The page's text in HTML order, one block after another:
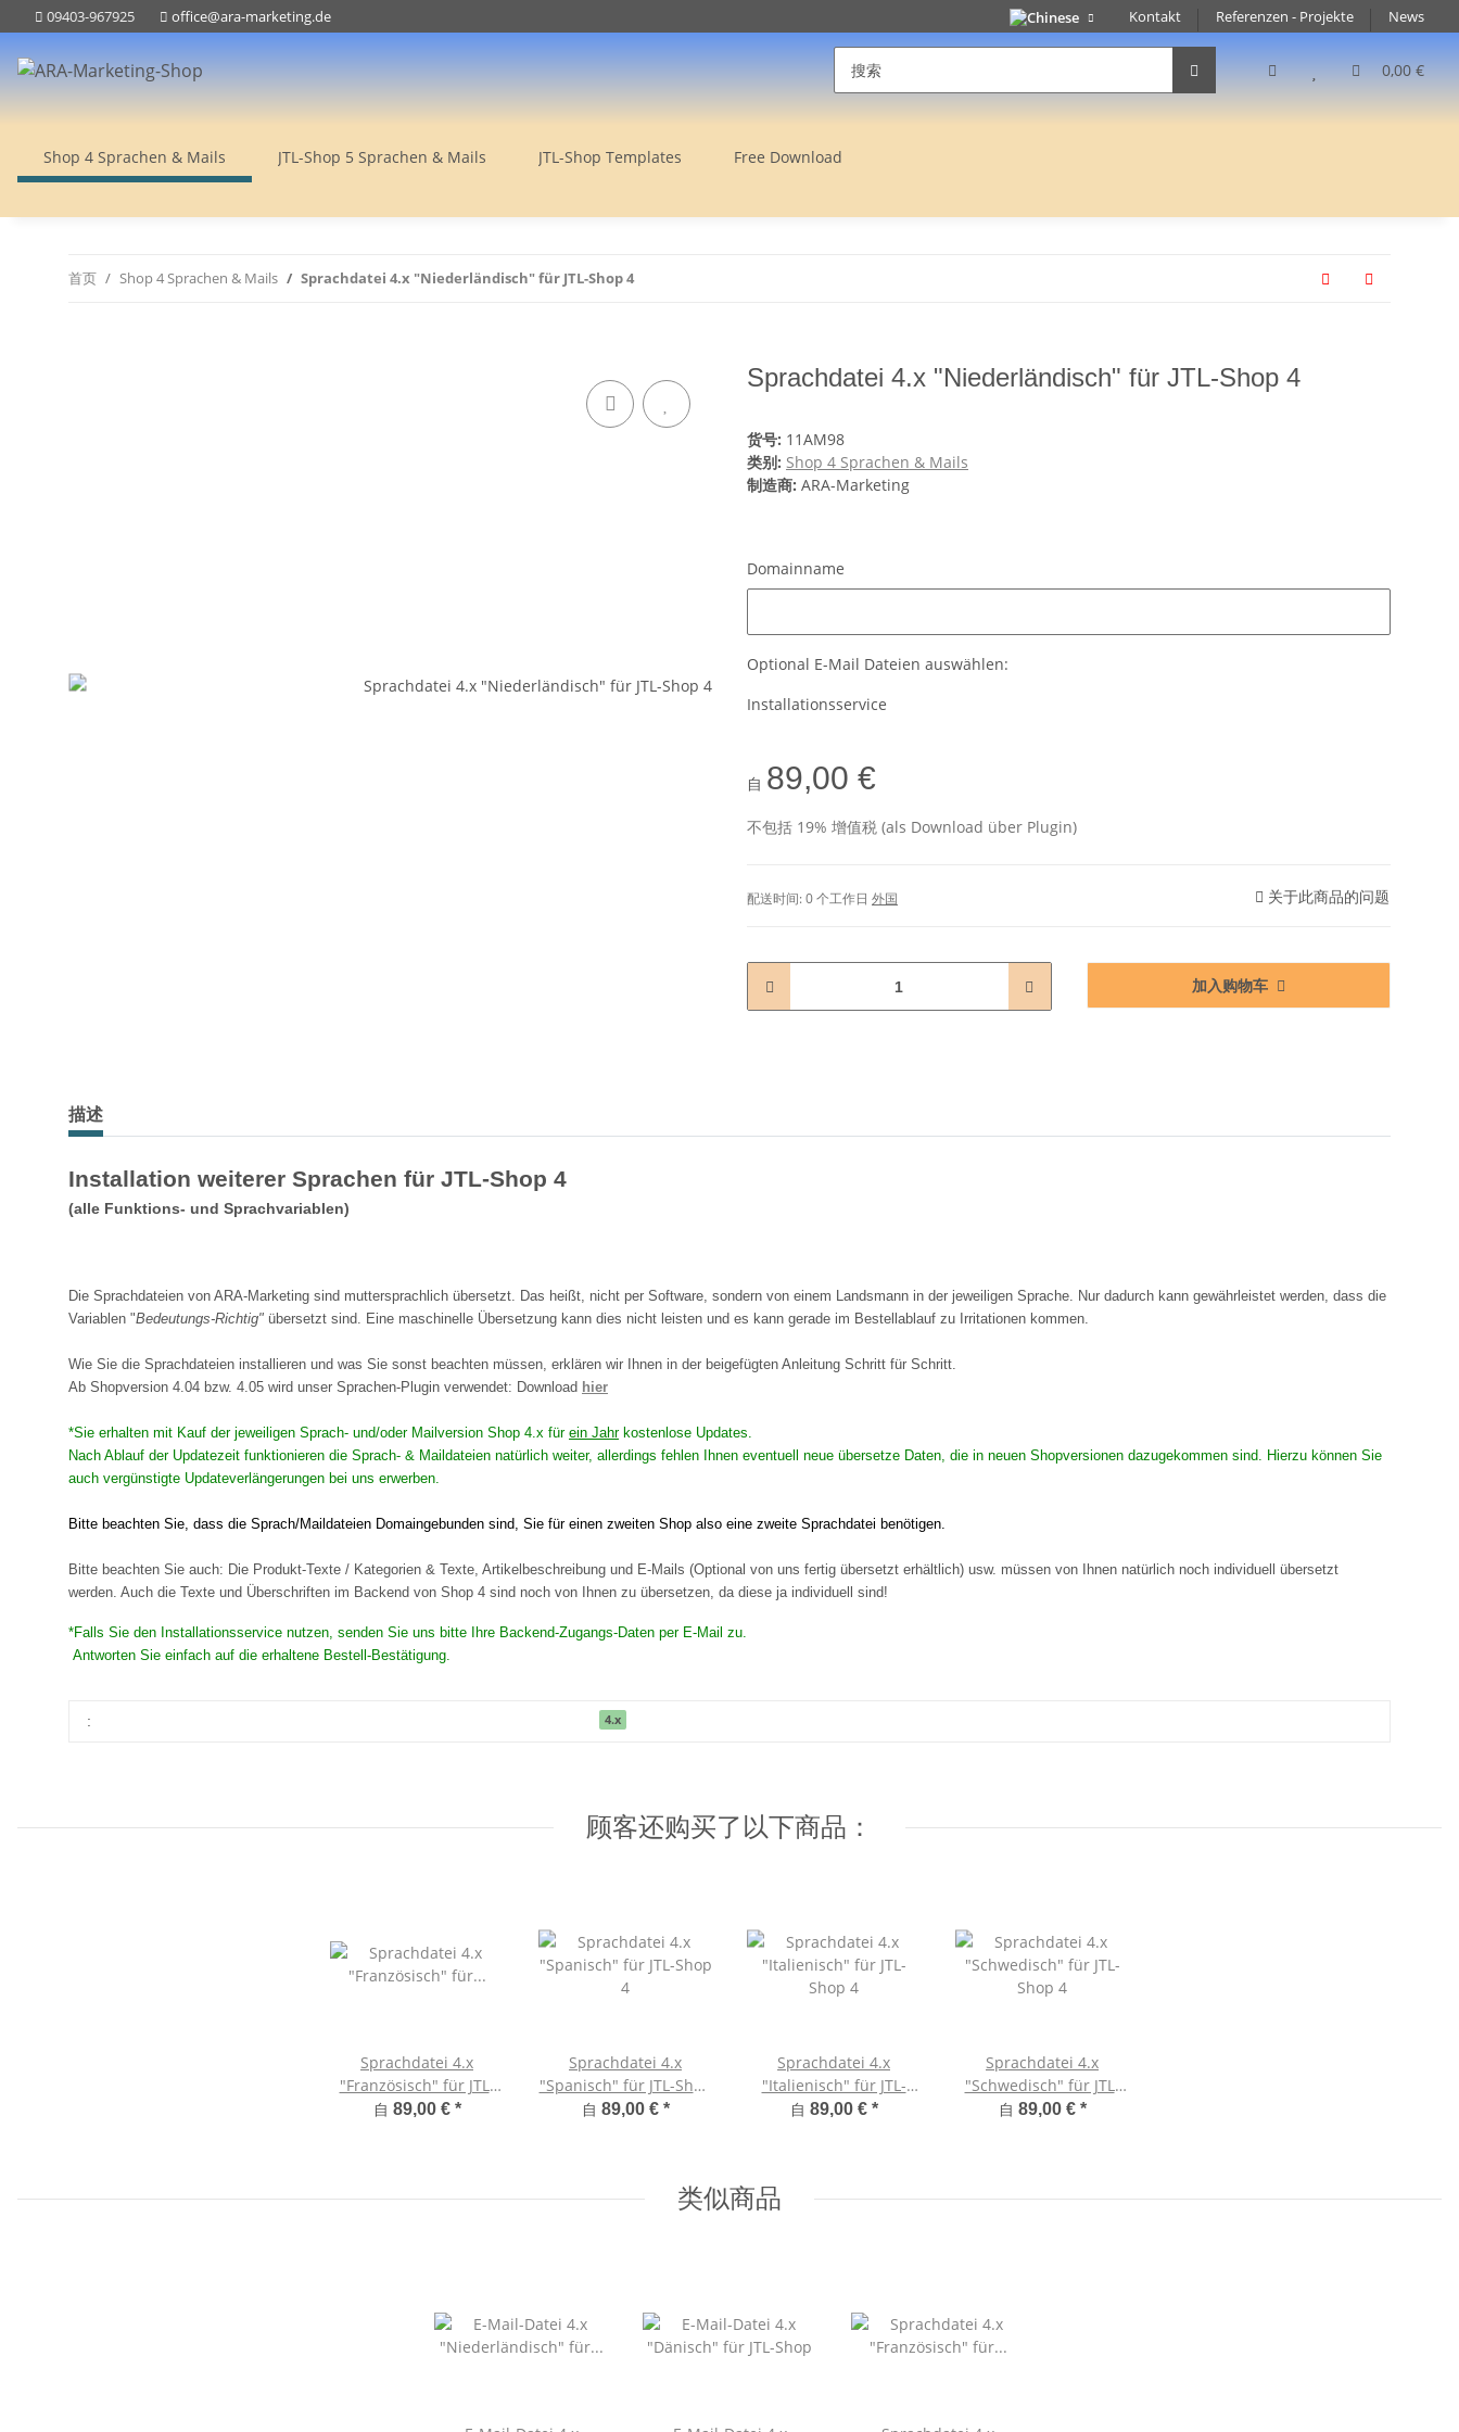
Kontakt Referenzen - Projekte News
09403-967925 office@ara-marketing.de
0,00 €
Shop 4 Sprachen & Mails JTL-Shop 5 Sprachen & Mails JTL-Shop Templates Free Download
首页 Shop 4 Sprachen & Mails Sprachdatei 4.x "Niederländisch" für JTL-Shop 4
Sprachdatei 4.x "Niederländisch" für JTL-Shop 4
货号: 11AM98
类别: Shop 4 Sprachen & Mails
制造商: ARA-Marketing
Domainname
Optional E-Mail Dateien auswählen:
Installationsservice
自 89,00 €
不包括 19% 增值税 (als Download über Plugin)
配送时间:0 个工作日 外国 关于此商品的问题
加入购物车
描述
Installation weiterer Sprachen für JTL-Shop 4
(alle Funktions- und Sprachvariablen)
Die Sprachdateien von ARA-Marketing sind muttersprachlich übersetzt. Das heißt, nicht per Software, sondern von einem Landsmann in der jeweiligen Sprache. Nur dadurch kann gewährleistet werden, dass die
Variablen "Bedeutungs-Richtig" übersetzt sind. Eine maschinelle Übersetzung kann dies nicht leisten und es kann gerade im Bestellablauf zu Irritationen kommen.
Wie Sie die Sprachdateien installieren und was Sie sonst beachten müssen, erklären wir Ihnen in der beigefügten Anleitung Schritt für Schritt.
Ab Shopversion 4.04 bzw. 4.05 wird unser Sprachen-Plugin verwendet: Download hier
*Sie erhalten mit Kauf der jeweiligen Sprach- und/oder Mailversion Shop 4.x für ein Jahrkostenlose Updates.
Nach Ablauf der Updatezeit funktionieren die Sprach- & Maildateien natürlich weiter, allerdings fehlen Ihnen eventuell neue übersetze Daten, die in neuen Shopversionen dazugekommen sind. Hierzu können Sie
auch vergünstigte Updateverlängerungen bei uns erwerben.
Bitte beachten Sie, dass die Sprach/Maildateien Domaingebunden sind, Sie für einen zweiten Shop also eine zweite Sprachdatei benötigen.
Bitte beachten Sie auch: Die Produkt-Texte / Kategorien & Texte, Artikelbeschreibung und E-Mails (Optional von uns fertig übersetzt erhältlich) usw. müssen von Ihnen natürlich noch individuell übersetzt
werden. Auch die Texte und Überschriften im Backend von Shop 4 sind noch von Ihnen zu übersetzen, da diese ja individuell sind!
*Falls Sie den Installationsservice nutzen, senden Sie uns bitte Ihre Backend-Zugangs-Daten per E-Mail zu.
Antworten Sie einfach auf die erhaltene Bestell-Bestätigung.
: 4.x
顾客还购买了以下商品：
Sprachdatei 4.x
"Französisch" für JTL-
Shop 4
自 89,00 € *
Sprachdatei 4.x
"Spanisch" für JTL-Shop
4
自 89,00 € *
Sprachdatei 4.x
"Italienisch" für JTL-
Shop 4
自 89,00 € *
Sprachdatei 4.x
"Schwedisch" für JTL-
Shop 4
自 89,00 € *
类似商品